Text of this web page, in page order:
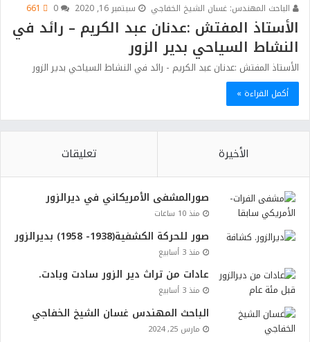
الباحث المهندس: غسان الشيخ الخفاجي سبتمبر 16, 2020 661
الأستاذ المفتش :عدنان عبد الكريم – رائد في
النشاط السياحي بدير الزور
الأستاذ المفتش :عدنان عبد الكريم - رائد في النشاط السياحي بدير الزور
أكمل القراءة »
الأخيرة تعليقات
صورالمشفى الأمريكاني في ديرالزور
منذ 10 ساعات
صور للحركة الكشفية(1938- 1958) بديرالزور
منذ 3 أسابيع
عادات من تراث دير الزور سادت وبادت.
منذ 3 أسابيع
الباحث المهندس غسان الشيخ الخفاجي
مارس 25, 2024